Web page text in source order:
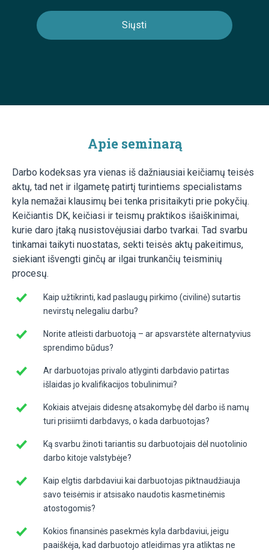
Apie seminarą
Darbo kodeksas yra vienas iš dažniausiai keičiamų teisės
aktų, tad net ir ilgametę patirtį turintiems specialistams
kyla nemažai klausimų bei tenka prisitaikyti prie pokyčių.
Keičiantis DK, keičiasi ir teismų praktikos išaiškinimai,
kurie daro įtaką nusistovėjusiai darbo tvarkai. Tad svarbu
tinkamai taikyti nuostatas, sekti teisės aktų pakeitimus,
siekiant išvengti ginčų ar ilgai trunkančių teisminių
procesų.
Kaip užtikrinti, kad paslaugų pirkimo (civilinė) sutartis
nevirstų nelegaliu darbu?
Norite atleisti darbuotoją – ar apsvarstėte alternatyvius
sprendimo būdus?
Ar darbuotojas privalo atlyginti darbdavio patirtas
išlaidas jo kvalifikacijos tobulinimui?
Kokiais atvejais didesnę atsakomybę dėl darbo iš namų
turi prisiimti darbdavys, o kada darbuotojas?
Ką svarbu žinoti tariantis su darbuotojais dėl nuotolinio
darbo kitoje valstybėje?
Kaip elgtis darbdaviui kai darbuotojas piktnaudžiauja
savo teisėmis ir atsisako naudotis kasmetinėmis
atostogomis?
Kokios finansinės pasekmės kyla darbdaviui, jeigu
paaiškėja, kad darbuotojo atleidimas yra atliktas ne